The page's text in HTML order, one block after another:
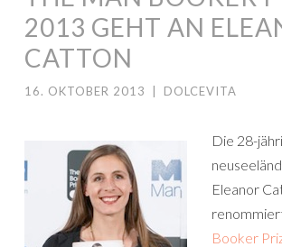
2013 GEHT AN
CATTON
16. OKTOBER 2013 DOLCEVITA
Die 28-
Eleanor
Booker